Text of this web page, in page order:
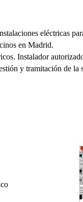
eléctricas
en Madrid.
Instalador
y tramitación de la